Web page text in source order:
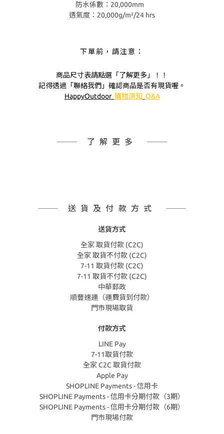
防水係數：20,000mm
透氣度：20,000g/m²/24 hrs
下單前，請注意：
商品尺寸表請點選「了解更多」！！
記得透過「聯絡我們」確認商品是否有現貨喔。
HappyOutdoor 購物須知 Q&A
了解更多
送貨及付款方式
送貨方式
全家 取貨付款 (C2C)
全家 取貨不付款 (C2C)
7-11 取貨付款 (C2C)
7-11 取貨不付款 (C2C)
中華郵政
順豐速運（運費貨到付款）
門市現場取貨
付款方式
LINE Pay
7-11取貨付款
全家 C2C 取貨付款
Apple Pay
SHOPLINE Payments - 信用卡
SHOPLINE Payments - 信用卡分期付款（3期）
SHOPLINE Payments - 信用卡分期付款（6期）
門市現場付款